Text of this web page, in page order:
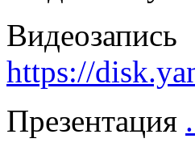
https://
Презентация